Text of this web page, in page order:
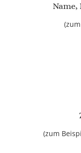
(zum